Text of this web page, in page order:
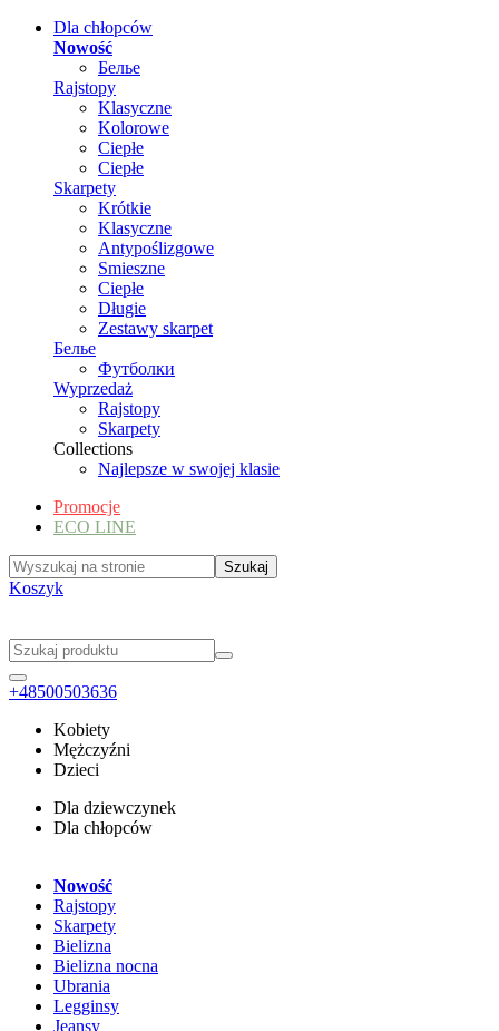
Dla chłopców
Nowość
Белье
Rajstopy
Klasyczne
Kolorowe
Ciepłe
Ciepłe
Skarpety
Krótkie
Klasyczne
Antypoślizgowe
Smieszne
Ciepłe
Długie
Zestawy skarpet
Белье
Футболки
Wyprzedaż
Rajstopy
Skarpety
Collections
Najlepsze w swojej klasie
Promocje
ECO LINE
Koszyk
+48500503636
Kobiety
Mężczyźni
Dzieci
Dla dziewczynek
Dla chłopców
Nowość
Rajstopy
Skarpety
Bielizna
Bielizna nocna
Ubrania
Legginsy
Jeansy